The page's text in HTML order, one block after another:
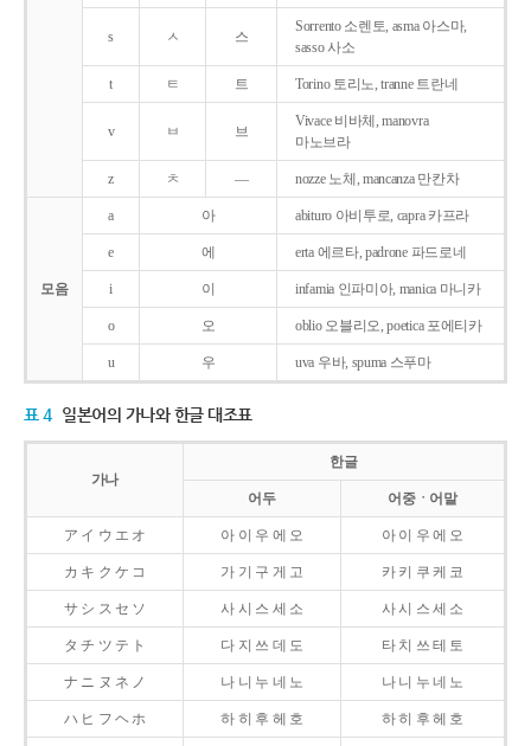
s ㅅ 스
Sorrento 소렌토, asma 아스마,
sasso 사소
t ㅌ 트 Torino 토리노, tranne 트란네
v ㅂ 브
Vivace 비바체, manovra
마노브라
z ㅊ ― nozze 노체, mancanza 만칸차
모음
a 아 abituro 아비투로, capra 카프라
e 에 erta 에르타, padrone 파드로네
i 이 infamia 인파미아, manica 마니카
o 오 oblio 오블리오, poetica 포에티카
u 우 uva 우바, spuma 스푸마
표 4 일본어의 가나와 한글 대조표
가나
한글
어두 어중ㆍ어말
ア イ ウ エ オ 아 이 우 에 오 아 이 우 에 오
カ キ ク ケ コ 가 기 구 게 고 카 키 쿠 케 코
サ シ ス セ ソ 사 시 스 세 소 사 시 스 세 소
タ チ ツ テ ト 다 지 쓰 데 도 타 치 쓰 테 토
ナ ニ ヌ ネ ノ 나 니 누 네 노 나 니 누 네 노
ハ ヒ フ ヘ ホ 하 히 후 헤 호 하 히 후 헤 호